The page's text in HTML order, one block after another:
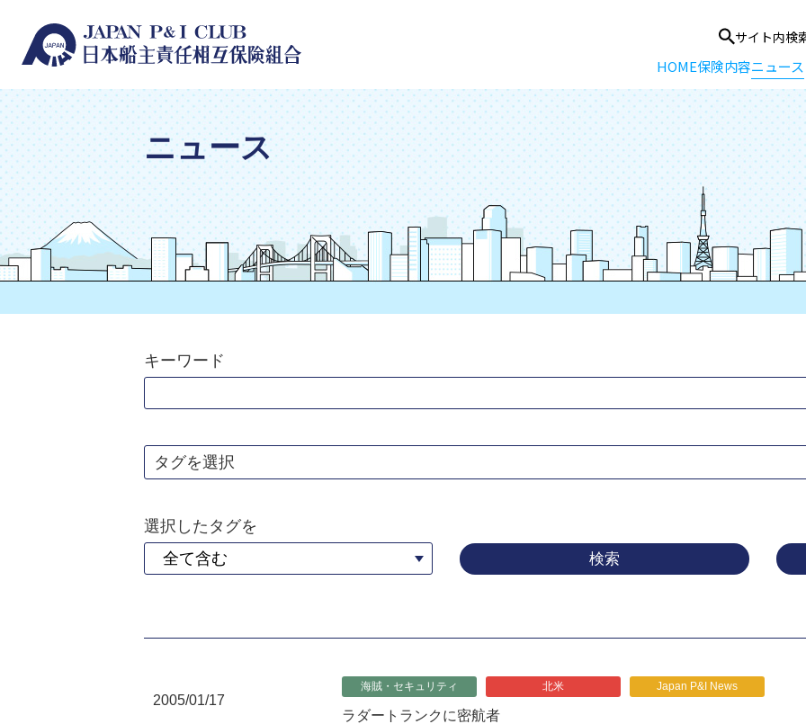
サイト内検
HOME保険内容ニュース
ニュース
キーワード
タグを選択
選択したタグを
2005/01/17
海賊・セキュリティ 北米 Japan P&I News
ラダートランクに密航者